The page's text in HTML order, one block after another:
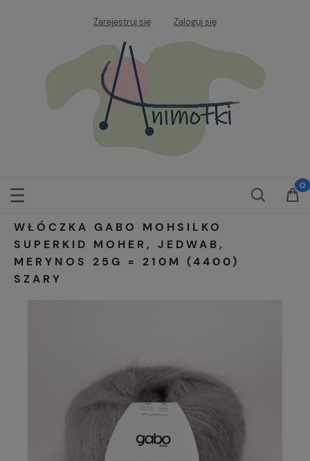
Zarejestruj się Zaloguj się
WŁÓCZKA GABO MOHSILKO
SUPERKID MOHER, JEDWAB,
MERYNOS 25G = 210M (4400)
SZARY